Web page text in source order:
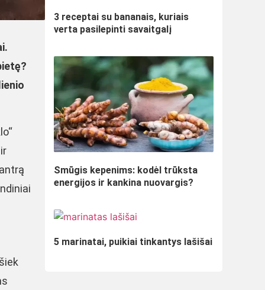
3 receptai su bananais, kuriais
verta pasilepinti savaitgalį
Smūgis kepenims: kodėl trūksta
energijos ir kankina nuovargis?
5 marinatai, puikiai tinkantys lašišai